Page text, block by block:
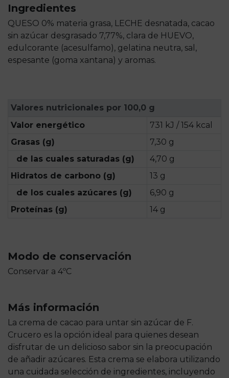
Ingredientes
QUESO 0% materia grasa, LECHE desnatada, cacao
sin azúcar desgrasado 7,77%, clara de HUEVO,
edulcorante (acesulfamo), gelatina neutra, sal,
espesante (goma xantana) y aromas.
Valores nutricionales por 100,0 g
Valor energético
731 kJ / 154 kcal
Grasas (g)
7,30 g
de las cuales saturadas (g)
4,70 g
Hidratos de carbono (g)
13 g
de los cuales azúcares (g)
6,90 g
Proteínas (g)
14 g
Modo de conservación
Conservar a 4ºC
Más información
La crema de cacao para untar sin azúcar de F.
Crucero es la opción ideal para quienes desean
disfrutar de un delicioso sabor sin la preocupación
de añadir azúcares. Esta crema se elabora utilizando
una cuidada selección de ingredientes, incluyendo